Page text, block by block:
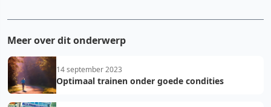
Meer over dit onderwerp
14 september 2023
Optimaal trainen onder goede condities